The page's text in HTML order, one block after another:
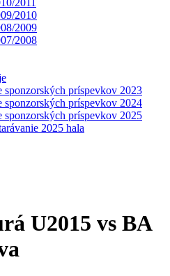
2010
2009
2008
sponzorských príspevkov 2023
sponzorských príspevkov 2024
sponzorských príspevkov 2025
2025 hala
U2015 vs BA